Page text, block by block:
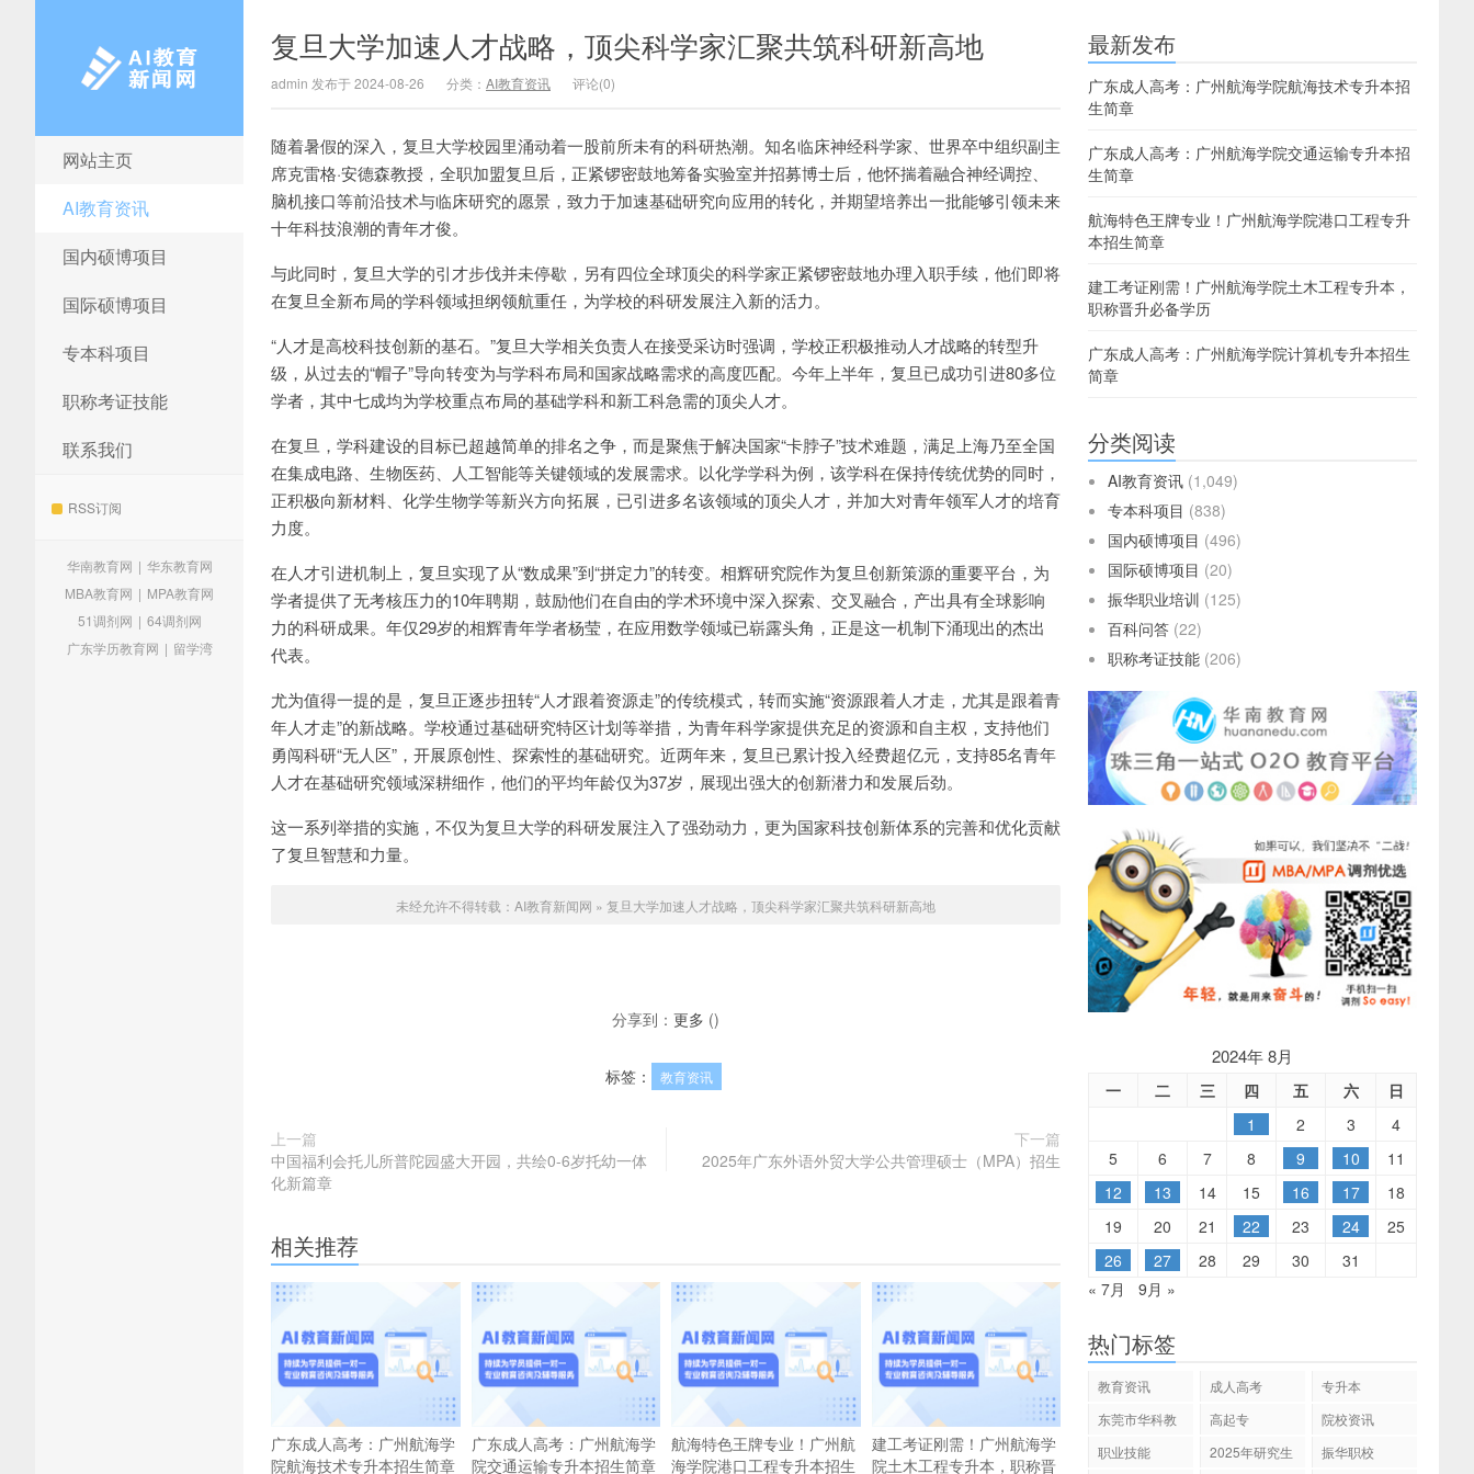
AI教育新闻网
网站主页
AI教育资讯
国内硕博项目
国际硕博项目
专本科项目
职称考证技能
联系我们
RSS订阅
华南教育网 | 华东教育网
MBA教育网 | MPA教育网
51调剂网 | 64调剂网
广东学历教育网 | 留学湾
复旦大学加速人才战略，顶尖科学家汇聚共筑科研新高地
admin 发布于 2024-08-26 分类： AI教育资讯 评论(0)
随着暑假的深入，复旦大学校园里涌动着一股前所未有的科研热潮。知名临床神经科学家、世界卒中组织副主
席克雷格·安德森教授，全职加盟复旦后，正紧锣密鼓地筹备实验室并招募博士后，他怀揣着融合神经调控、
脑机接口等前沿技术与临床研究的愿景，致力于加速基础研究向应用的转化，并期望培养出一批能够引领未来
十年科技浪潮的青年才俊。
与此同时，复旦大学的引才步伐并未停歇，另有四位全球顶尖的科学家正紧锣密鼓地办理入职手续，他们即将
在复旦全新布局的学科领域担纲领航重任，为学校的科研发展注入新的活力。
“人才是高校科技创新的基石。”复旦大学相关负责人在接受采访时强调，学校正积极推动人才战略的转型升
级，从过去的“帽子”导向转变为与学科布局和国家战略需求的高度匹配。今年上半年，复旦已成功引进80多位
学者，其中七成均为学校重点布局的基础学科和新工科急需的顶尖人才。
在复旦，学科建设的目标已超越简单的排名之争，而是聚焦于解决国家“卡脖子”技术难题，满足上海乃至全国
在集成电路、生物医药、人工智能等关键领域的发展需求。以化学学科为例，该学科在保持传统优势的同时，
正积极向新材料、化学生物学等新兴方向拓展，已引进多名该领域的顶尖人才，并加大对青年领军人才的培育
力度。
在人才引进机制上，复旦实现了从“数成果”到“拼定力”的转变。相辉研究院作为复旦创新策源的重要平台，为
学者提供了无考核压力的10年聘期，鼓励他们在自由的学术环境中深入探索、交叉融合，产出具有全球影响
力的科研成果。年仅29岁的相辉青年学者杨莹，在应用数学领域已崭露头角，正是这一机制下涌现出的杰出
代表。
尤为值得一提的是，复旦正逐步扭转“人才跟着资源走”的传统模式，转而实施“资源跟着人才走，尤其是跟着青
年人才走”的新战略。学校通过基础研究特区计划等举措，为青年科学家提供充足的资源和自主权，支持他们
勇闯科研“无人区”，开展原创性、探索性的基础研究。近两年来，复旦已累计投入经费超亿元，支持85名青年
人才在基础研究领域深耕细作，他们的平均年龄仅为37岁，展现出强大的创新潜力和发展后劲。
这一系列举措的实施，不仅为复旦大学的科研发展注入了强劲动力，更为国家科技创新体系的完善和优化贡献
了复旦智慧和力量。
未经允许不得转载： AI教育新闻网 » 复旦大学加速人才战略，顶尖科学家汇聚共筑科研新高地
分享到： 更多 ()
标签： 教育资讯
上一篇
中国福利会托儿所普陀园盛大开园，共绘0-6岁托幼一体
化新篇章
下一篇
2025年广东外语外贸大学公共管理硕士（MPA）招生
相关推荐
广东成人高考：广州航海学
院航海技术专升本招生简章
广东成人高考：广州航海学
院交通运输专升本招生简章
航海特色王牌专业！广州航
海学院港口工程专升本招生
建工考证刚需！广州航海学
院土木工程专升本，职称晋
最新发布
广东成人高考：广州航海学院航海技术专升本招
生简章
广东成人高考：广州航海学院交通运输专升本招
生简章
航海特色王牌专业！广州航海学院港口工程专升
本招生简章
建工考证刚需！广州航海学院土木工程专升本，
职称晋升必备学历
广东成人高考：广州航海学院计算机专升本招生
简章
分类阅读
AI教育资讯 (1,049)
专本科项目 (838)
国内硕博项目 (496)
国际硕博项目 (20)
振华职业培训 (125)
百科问答 (22)
职称考证技能 (206)
2024年 8月
一 二 三 四 五 六
日
1
2 3
4
5
6 7 8 9 10
11
12
13 14 15 16 17
18
19
20 21 22 23 24
25
26
27 28 29 30
31
« 7月
9月 »
热门标签
教育资讯 成人高考
专升本
东莞市华科教
高起专
院校资讯
职业技能
2025年研究生
振华职校